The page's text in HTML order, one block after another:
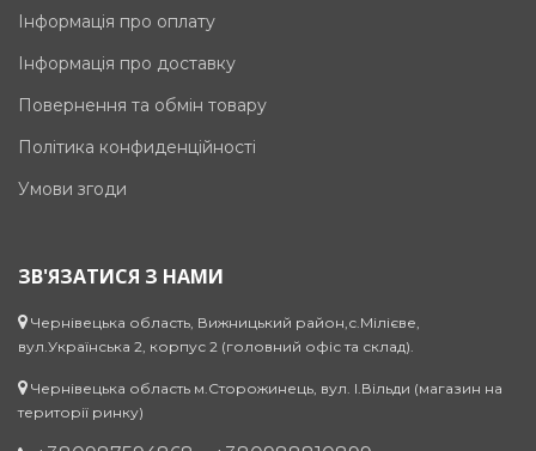
Інформація про оплату
Інформація про доставку
Повернення та обмін товару
Політика конфиденційності
Умови згоди
ЗВ'ЯЗАТИСЯ З НАМИ
Чернівецька область, Вижницький район,с.Мілієве,
вул.Українська 2, корпус 2 (головний офіс та склад).
Чернівецька область м.Сторожинець, вул. І.Вільди (магазин на
території ринку)